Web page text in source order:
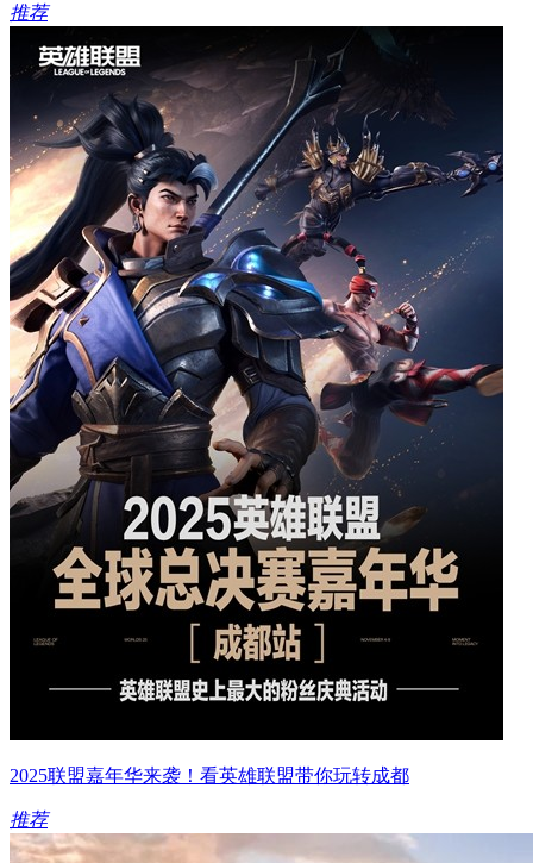
推荐
2025联盟嘉年华来袭！看英雄联盟带你玩转成都
推荐